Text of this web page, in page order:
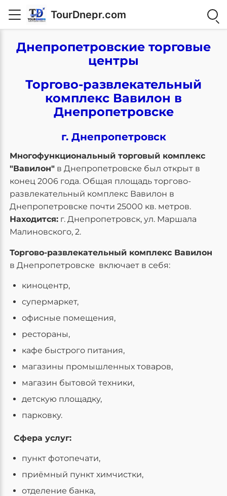
TourDnepr.com
Днепропетровские торговые
центры
Торгово-развлекательный
комплекс Вавилон в
Днепропетровске
г. Днепропетровск
Многофункциональный торговый комплекс
"Вавилон" в Днепропетровске был открыт в
конец 2006 года. Общая площадь торгово-
развлекательный комплекс Вавилон в
Днепропетровске почти 25000 кв. метров.
Находится: г. Днепропетровск, ул. Маршала
Малиновского, 2.
Торгово-развлекательный комплекс Вавилон
в Днепропетровске включает в себя:
киноцентр,
супермаркет,
офисные помещения,
рестораны,
кафе быстрого питания,
магазины промышленных товаров,
магазин бытовой техники,
детскую площадку,
парковку.
Сфера услуг:
пункт фотопечати,
приёмный пункт химчистки,
отделение банка,